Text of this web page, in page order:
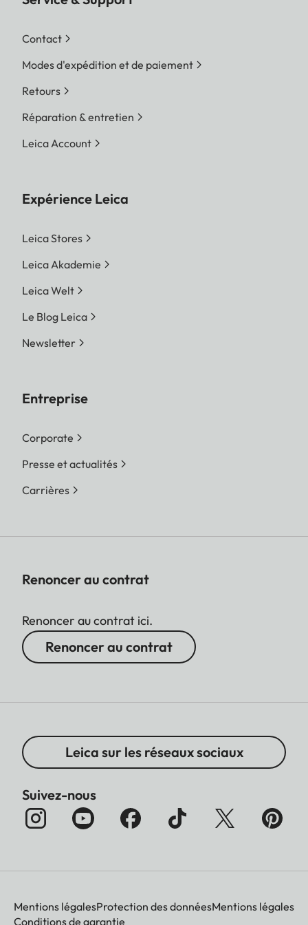
Contact
Modes d'expédition et de paiement
Retours
Réparation & entretien
Leica Account
Expérience Leica
Leica Stores
Leica Akademie
Leica Welt
Le Blog Leica
Newsletter
Entreprise
Corporate
Presse et actualités
Carrières
Renoncer au contrat
Renoncer au contrat ici.
Renoncer au contrat
Leica sur les réseaux sociaux
Suivez-nous
Mentions légalesProtection des donnéesMentions légales
Conditions de garantie